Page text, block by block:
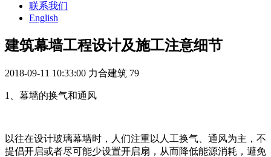
联系我们
English
建筑幕墙工程设计及施工注意细节
2018-09-11 10:33:00 力合建筑 79
1、幕墙的换气和通风
以往在设计玻璃幕墙时，人们注重以人工换气、通风为主，不
提倡开启或者尽可能少设置开启扇，从而降低能源消耗，避免